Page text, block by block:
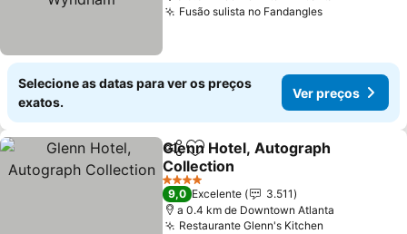
Fusão sulista no FandanglesVer preços
Selecione as datas para ver os preços
exatos.
Ver preços
PartilharAdicionar aos favoritos
Glenn Hotel, Autograph
Collection
Ver preços
4 Estrelas
9,0 Excelente
3.511
a 0.4 km de Downtown Atlanta
Restaurante Glenn's Kitchen